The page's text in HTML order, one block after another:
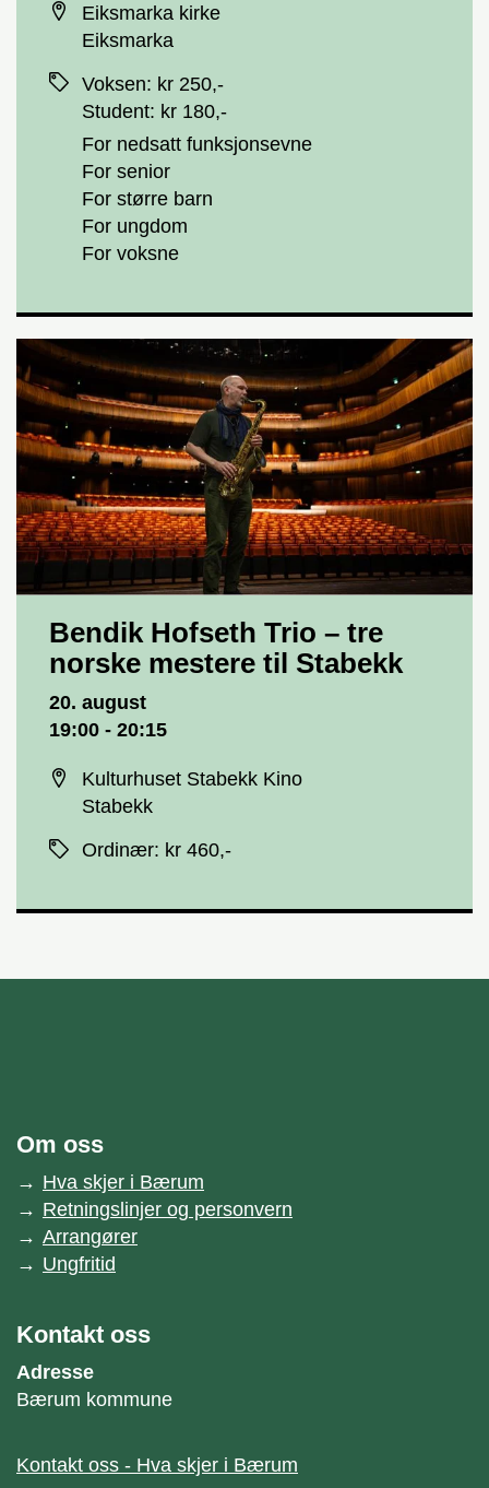
Eiksmarka kirke
Eiksmarka
Voksen: kr 250,-
Student: kr 180,-
For nedsatt funksjonsevne
For senior
For større barn
For ungdom
For voksne
Bendik Hofseth Trio – tre
norske mestere til Stabekk
20. august
19:00 - 20:15
Kulturhuset Stabekk Kino
Stabekk
Ordinær: kr 460,-
Om oss
Hva skjer i Bærum
Retningslinjer og personvern
Arrangører
Ungfritid
Kontakt oss
Adresse
Bærum kommune
Kontakt oss - Hva skjer i Bærum